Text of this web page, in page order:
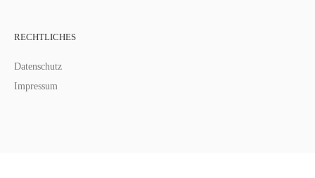
RECHTLICHES
Datenschutz
Impressum